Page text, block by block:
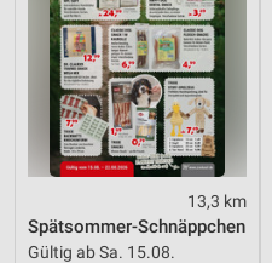
13,3 km
Spätsommer-Schnäppchen
Gültig ab Sa. 15.08.
Werbung